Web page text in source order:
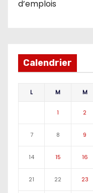
d’emplois
Calendrier
L M M
1 2
7 8 9
14 15 16
21 22 23